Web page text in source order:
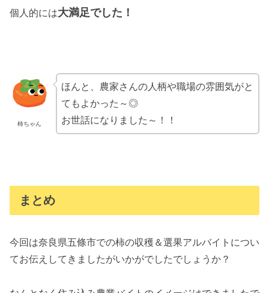
個人的には大満足でした！
柿ちゃん
ほんと、農家さんの人柄や職場の雰囲気がと
てもよかった～◎
お世話になりました～！！
まとめ
今回は奈良県五條市での柿の収穫＆選果アルバイトについ
てお伝えしてきましたがいかがでしたでしょうか？